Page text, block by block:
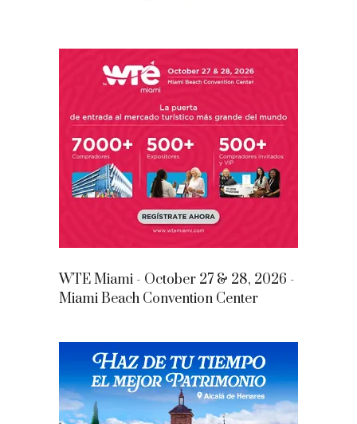
WTE Miami - October 27 & 28, 2026 -
Miami Beach Convention Center